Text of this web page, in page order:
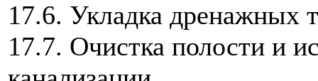
17.6. Укладка дренажных
17.7. Очистка полости и